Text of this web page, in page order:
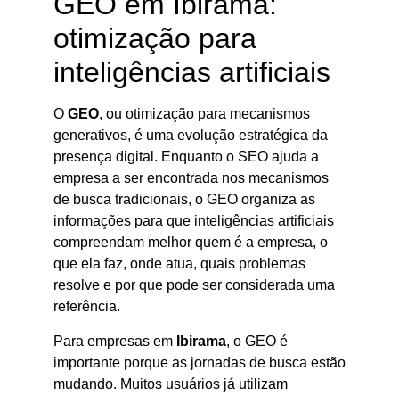
otimização para
inteligências artificiais
O GEO, ou otimização para mecanismos
generativos, é uma evolução estratégica da
presença digital. Enquanto o SEO ajuda a
empresa a ser encontrada nos mecanismos
de busca tradicionais, o GEO organiza as
informações para que inteligências artificiais
compreendam melhor quem é a empresa, o
que ela faz, onde atua, quais problemas
resolve e por que pode ser considerada uma
referência.
Para empresas em Ibirama, o GEO é
importante porque as jornadas de busca estão
mudando. Muitos usuários já utilizam